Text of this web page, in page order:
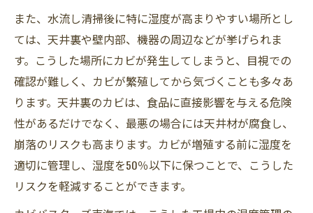
また、水流し清掃後に特に湿度が高まりやすい場所とし
ては、天井裏や壁内部、機器の周辺などが挙げられま
す。こうした場所にカビが発生してしまうと、目視での
確認が難しく、カビが繁殖してから気づくことも多々あ
ります。天井裏のカビは、食品に直接影響を与える危険
性があるだけでなく、最悪の場合には天井材が腐食し、
崩落のリスクも高まります。カビが増殖する前に湿度を
適切に管理し、湿度を50％以下に保つことで、こうした
リスクを軽減することができます。